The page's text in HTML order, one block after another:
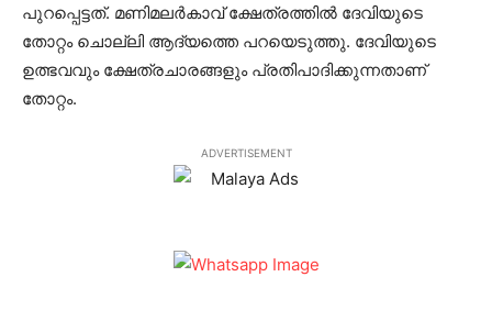
പുറപ്പെട്ടത്. മണിമലര്‍കാവ് ക്ഷേത്രത്തില്‍ ദേവിയുടെ
തോറ്റം ചൊല്ലി ആദ്യത്തെ പറയെടുത്തു. ദേവിയുടെ
ഉത്ഭവവും ക്ഷേത്രചാരങ്ങളും പ്രതിപാദിക്കുന്നതാണ്
തോറ്റം.
ADVERTISEMENT